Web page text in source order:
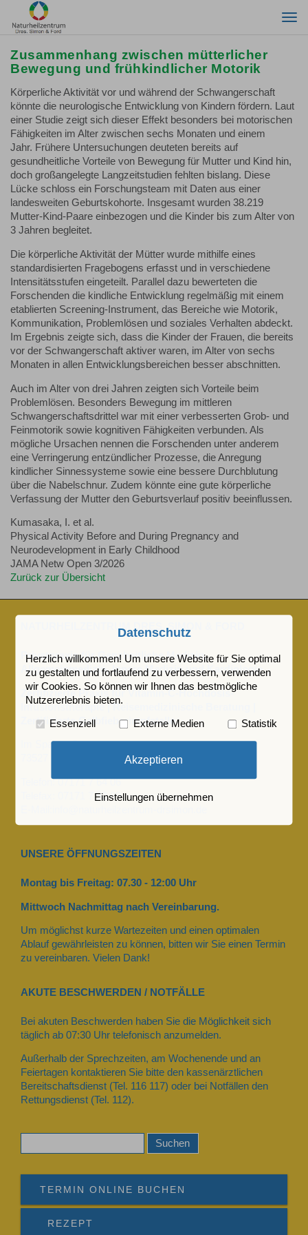
Zusammenhang zwischen mütterlicher
Bewegung und frühkindlicher Motorik
Körperliche Aktivität vor und während der Schwangerschaft
könnte die neurologische Entwicklung von Kindern fördern. Laut
einer Studie zeigt sich dieser Effekt besonders bei motorischen
Fähigkeiten im Alter zwischen sechs Monaten und einem
Jahr. Frühere Untersuchungen deuteten bereits auf
gesundheitliche Vorteile von Bewegung für Mutter und Kind hin,
doch großangelegte Langzeitstudien fehlten bislang. Diese
Lücke schloss ein Forschungsteam mit Daten aus einer
landesweiten Geburtskohorte. Insgesamt wurden 38.219
Mutter-Kind-Paare einbezogen und die Kinder bis zum Alter von
3 Jahren begleitet.
Die körperliche Aktivität der Mütter wurde mithilfe eines
standardisierten Fragebogens erfasst und in verschiedene
Intensitätsstufen eingeteilt. Parallel dazu bewerteten die
Forschenden die kindliche Entwicklung regelmäßig mit einem
etablierten Screening-Instrument, das Bereiche wie Motorik,
Kommunikation, Problemlösen und soziales Verhalten abdeckt.
Im Ergebnis zeigte sich, dass die Kinder der Frauen, die bereits
vor der Schwangerschaft aktiver waren, im Alter von sechs
Monaten in allen Entwicklungsbereichen besser abschnitten.
Auch im Alter von drei Jahren zeigten sich Vorteile beim
Problemlösen. Besonders Bewegung im mittleren
Schwangerschaftsdrittel war mit einer verbesserten Grob- und
Feinmotorik sowie kognitiven Fähigkeiten verbunden. Als
mögliche Ursachen nennen die Forschenden unter anderem
eine Verringerung entzündlicher Prozesse, die Anregung
kindlicher Sinnessysteme sowie eine bessere Durchblutung
über die Nabelschnur. Zudem könnte eine gute körperliche
Verfassung der Mutter den Geburtsverlauf positiv beeinflussen.
Kumasaka, I. et al.
Physical Activity Before and During Pregnancy and
Neurodevelopment in Early Childhood
JAMA Netw Open 3/2026
Zurück zur Übersicht
NATURHEILZENTRUM DRES. SIMON & FORD
Privatpraxis für Ganzheitliche Medizin,
Allgemeinmedizin, Innere Medizin und Kardiologie
Zertifizierte Praxis für Vitamin-C-Hochdosis-
Infusionstherapie | Reisemedizinische Beratung |
Zertifizierte Gelbfieberimpfstelle
Im Spagen 9
73527 Schwäbisch Gmünd
Telefon: 07171 7 64 06
Telefax: 07171 7 92 89
UNSERE ÖFFNUNGSZEITEN
Montag bis Freitag: 07.30 - 12:00 Uhr
Mittwoch Nachmittag nach Vereinbarung.
Um möglichst kurze Wartezeiten und einen optimalen
Ablauf gewährleisten zu können, bitten wir Sie einen Termin
zu vereinbaren. Vielen Dank!
AKUTE BESCHWERDEN / NOTFÄLLE
Bei akuten Beschwerden haben Sie die Möglichkeit sich
täglich ab 07:30 Uhr telefonisch anzumelden.
Außerhalb der Sprechzeiten, am Wochenende und an
Feiertagen kontaktieren Sie bitte den kassenärztlichen
Bereitschaftsdienst (Tel. 116 117) oder bei Notfällen den
Rettungsdienst (Tel. 112).
TERMIN ONLINE BUCHEN
REZEPT
Datenschutz
Herzlich willkommen! Um unsere Website für Sie optimal
zu gestalten und fortlaufend zu verbessern, verwenden
wir Cookies. So können wir Ihnen das bestmögliche
Nutzererlebnis bieten.
Essenziell Externe Medien Statistik
Akzeptieren
Einstellungen übernehmen